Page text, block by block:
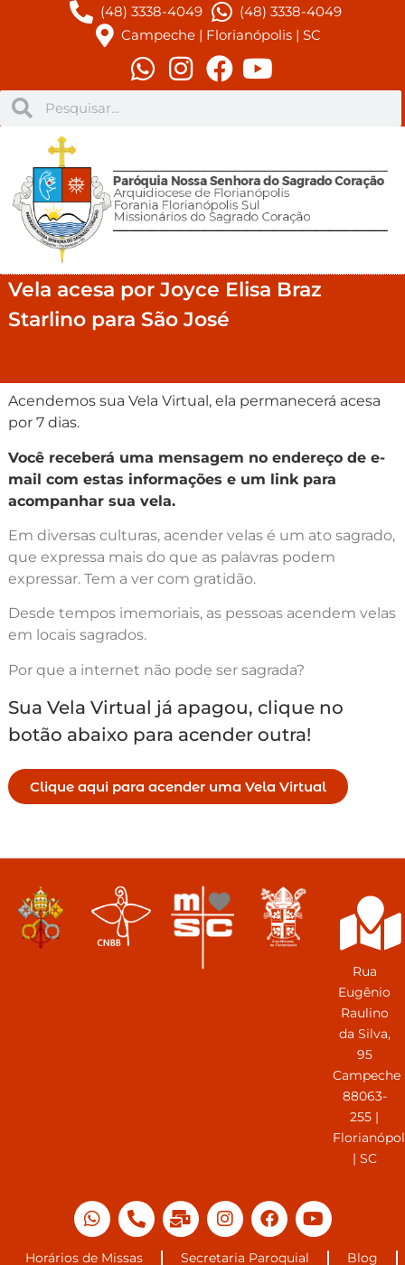
(48) 3338-4049
(48) 3338-4049
Campeche | Florianópolis | SC
Vela acesa por Joyce Elisa Braz
Starlino para São José
Acendemos sua Vela Virtual, ela permanecerá acesa
por 7 dias.
Você receberá uma mensagem no endereço de e-
mail com estas informações e um link para
acompanhar sua vela.
Em diversas culturas, acender velas é um ato sagrado,
que expressa mais do que as palavras podem
expressar. Tem a ver com gratidão.
Desde tempos imemoriais, as pessoas acendem velas
em locais sagrados.
Por que a internet não pode ser sagrada?
Sua Vela Virtual já apagou, clique no
botão abaixo para acender outra!
Clique aqui para acender uma Vela Virtual
Rua
Eugênio
Raulino
da Silva,
95
Campeche
88063-
255 |
| SC
Horários de Missas Secretaria Paroquial Blog